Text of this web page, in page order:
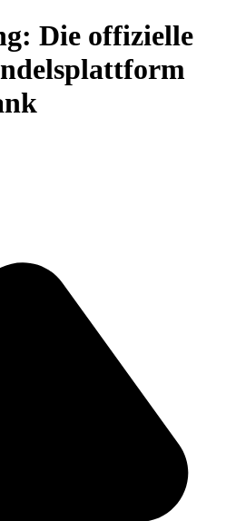
Die offizielle